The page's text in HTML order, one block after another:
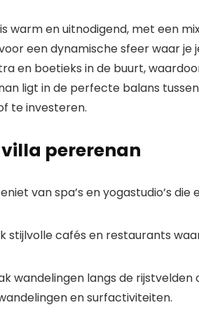
warm en uitnodigend, met een
een dynamische sfeer waar je
en boetieks in de buurt,
ligt in de perfecte balans
te investeren.
pererenan
van spa’s en yogastudio’s
stijlvolle cafés en restaurants
wandelingen langs de
en surfactiviteiten.